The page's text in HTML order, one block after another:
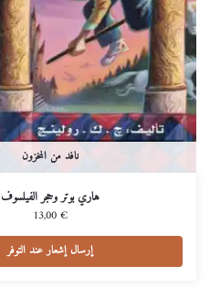
نافد من المخزون
هاري بوتر وحجر الفيلسوف
13,00€
إرسال إشعار عند التوفر